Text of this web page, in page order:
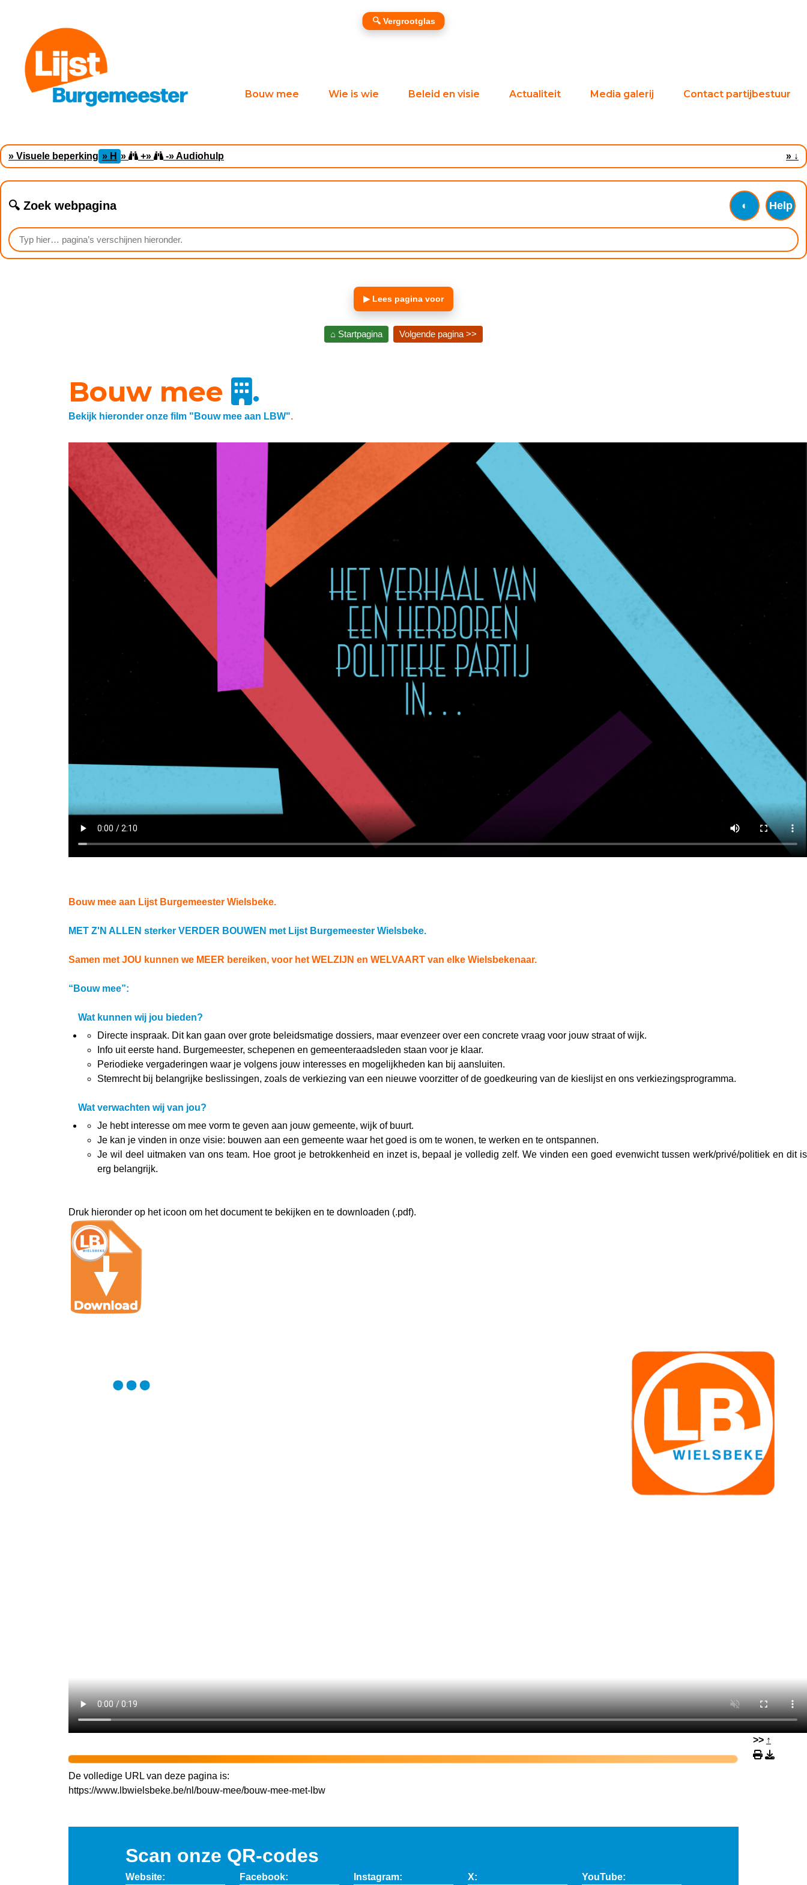
Bouw mee Wie is wie Beleid en visie Actualiteit Media galerij Contact partijbestuur
» Visuele beperking » H » +» -» Audiohulp » ↓
🔍 Zoek webpagina ◐ Help
▶ Lees pagina voor
🔍 Vergrootglas
⌂ Startpagina Volgende pagina >>
Bouw mee .
Bekijk hieronder onze film "Bouw mee aan LBW".
Bouw mee aan Lijst Burgemeester Wielsbeke.
MET Z'N ALLEN sterker VERDER BOUWEN met Lijst Burgemeester Wielsbeke.
Samen met JOU kunnen we MEER bereiken, voor het WELZIJN en WELVAART van elke Wielsbekenaar.
“Bouw mee”:
Wat kunnen wij jou bieden?
Directe inspraak. Dit kan gaan over grote beleidsmatige dossiers, maar evenzeer over een concrete vraag voor jouw straat of wijk.
Info uit eerste hand. Burgemeester, schepenen en gemeenteraadsleden staan voor je klaar.
Periodieke vergaderingen waar je volgens jouw interesses en mogelijkheden kan bij aansluiten.
Stemrecht bij belangrijke beslissingen, zoals de verkiezing van een nieuwe voorzitter of de goedkeuring van de kieslijst en ons verkiezingsprogramma.
Wat verwachten wij van jou?
Je hebt interesse om mee vorm te geven aan jouw gemeente, wijk of buurt.
Je kan je vinden in onze visie: bouwen aan een gemeente waar het goed is om te wonen, te werken en te ontspannen.
Je wil deel uitmaken van ons team. Hoe groot je betrokkenheid en inzet is, bepaal je volledig zelf. We vinden een goed evenwicht tussen werk/privé/politiek en dit is
erg belangrijk.
Druk hieronder op het icoon om het document te bekijken en te downloaden (.pdf).
>> ↑
De volledige URL van deze pagina is:
https://www.lbwielsbeke.be/nl/bouw-mee/bouw-mee-met-lbw
Scan onze QR-codes
Website: Facebook: Instagram: X: YouTube: